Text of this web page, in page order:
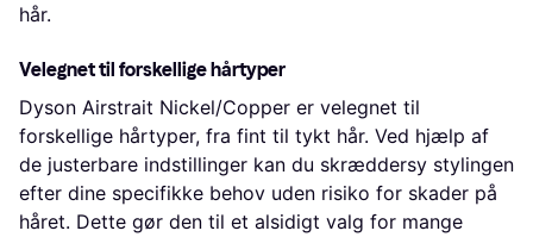
hår.
Velegnet til forskellige hårtyper
Dyson Airstrait Nickel/Copper er velegnet til
forskellige hårtyper, fra fint til tykt hår. Ved hjælp af
de justerbare indstillinger kan du skræddersy stylingen
efter dine specifikke behov uden risiko for skader på
håret. Dette gør den til et alsidigt valg for mange